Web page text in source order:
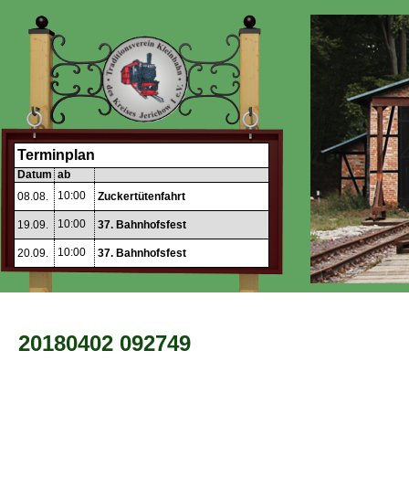
Terminplan
Datum ab
08.08.
10:00 Zuckertütenfahrt
19.09. 10:00 37. Bahnhofsfest
20.09. 10:00 37. Bahnhofsfest
20180402 092749